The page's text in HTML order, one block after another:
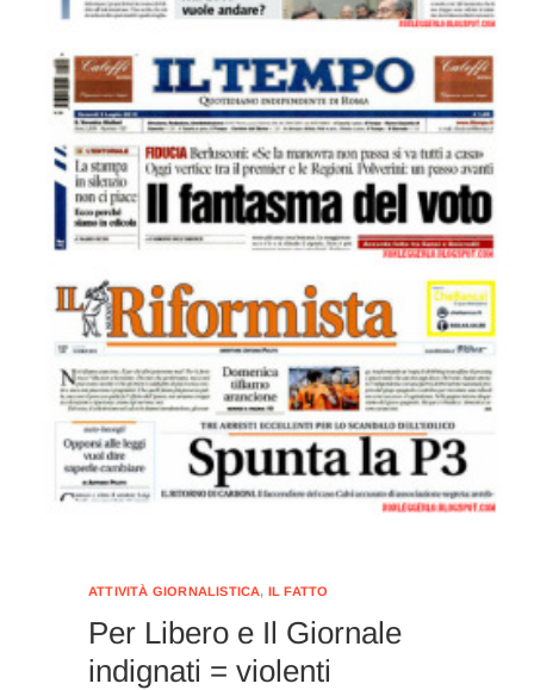
ATTIVITÀ GIORNALISTICA, IL FATTO
Per Libero e Il Giornale
indignati = violenti